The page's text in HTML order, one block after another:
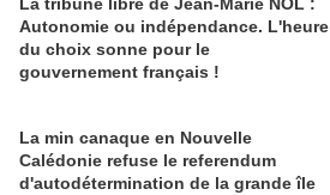
Autonomie ou indépendance. L'heure
du choix sonne pour le
gouvernement français !
La min canaque en Nouvelle
Calédonie refuse le referendum
d'autodétermination de la grande île